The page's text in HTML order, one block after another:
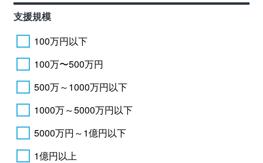
支援規模
100万円以下
100万〜500万円
500万～1000万円以下
1000万～5000万円以下
5000万円～1億円以下
1億円以上